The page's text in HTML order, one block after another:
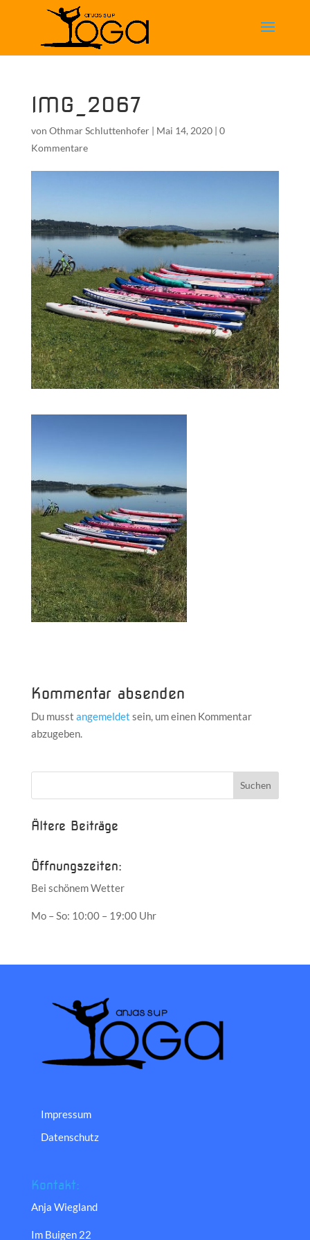
IMG_2067
von Othmar Schluttenhofer| Mai 14, 2020| 0
Kommentare
Kommentar absenden
Du musst angemeldet sein, um einen Kommentar
abzugeben.
Ältere Beiträge
Öffnungszeiten:
Bei schönem Wetter
Mo – So: 10:00 – 19:00 Uhr
Impressum
Datenschutz
Kontakt:
Anja Wiegland
Im Buigen 22